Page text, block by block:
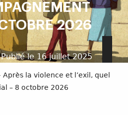
2026
Publié le 16 juillet 2025
Après la violence et l’exil, quel
– 8 octobre 2026